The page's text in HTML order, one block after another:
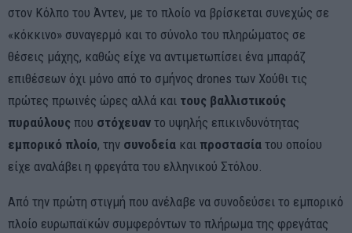
στον Κόλπο του Άντεν, με το πλοίο να βρίσκεται συνεχώς σε
«κόκκινο» συναγερμό και το σύνολο του πληρώματος σε
θέσεις μάχης, καθώς είχε να αντιμετωπίσει ένα μπαράζ
επιθέσεων όχι μόνο από το σμήνος drones των Χούθι τις
πρώτες πρωινές ώρες αλλά και τους βαλλιστικούς
πυραύλους που στόχευαν το υψηλής επικινδυνότητας
εμπορικό πλοίο, την συνοδεία και προστασία του οποίου
είχε αναλάβει η φρεγάτα του ελληνικού Στόλου.
Από την πρώτη στιγμή που ανέλαβε να συνοδεύσει το εμπορικό
πλοίο ευρωπαϊκών συμφερόντων το πλήρωμα της φρεγάτας